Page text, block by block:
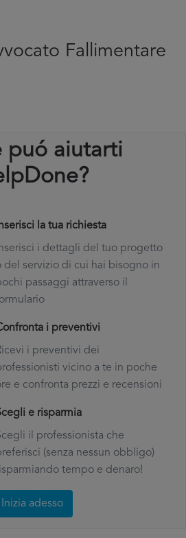
Fallimentare
puó aiutarti
la tua richiesta
i dettagli del tuo progetto
del servizio di cui hai bisogno in
passaggi attraverso il
i preventivi
i preventivi dei
vicino a te in poche
e confronta prezzi e recensioni
e risparmia
il professionista che
(senza nessun obbligo)
tempo e denaro!
Inizia adesso